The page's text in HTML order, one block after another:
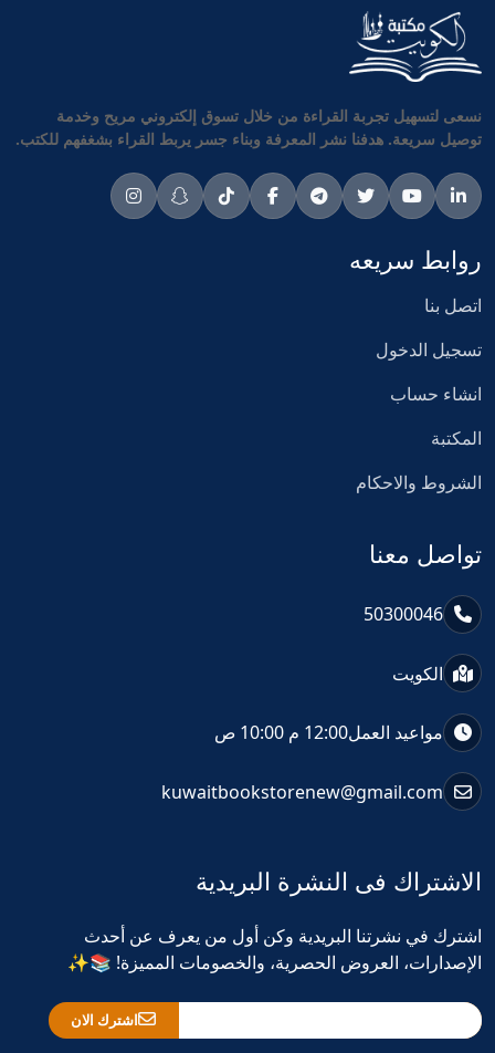
نسعى لتسهيل تجربة القراءة من خلال تسوق إلكتروني مريح وخدمة
توصيل سريعة. هدفنا نشر المعرفة وبناء جسر يربط القراء بشغفهم للكتب.
روابط سريعه
اتصل بنا
تسجيل الدخول
انشاء حساب
المكتبة
الشروط والاحكام
تواصل معنا
50300046
الكويت
مواعيد العمل12:00 م 10:00 ص
kuwaitbookstorenew@gmail.com
الاشتراك فى النشرة البريدية
اشترك في نشرتنا البريدية وكن أول من يعرف عن أحدث
الإصدارات، العروض الحصرية، والخصومات المميزة! 📚✨
اشترك الان